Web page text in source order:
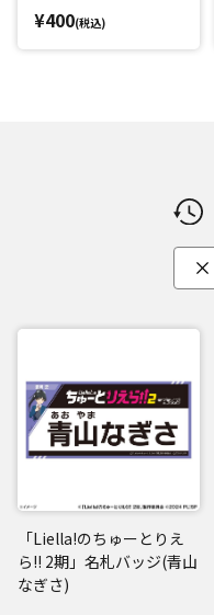
¥400(税込)
「Liella!のちゅーとりえ
ら!! 2期」名札バッジ(青山
なぎさ)